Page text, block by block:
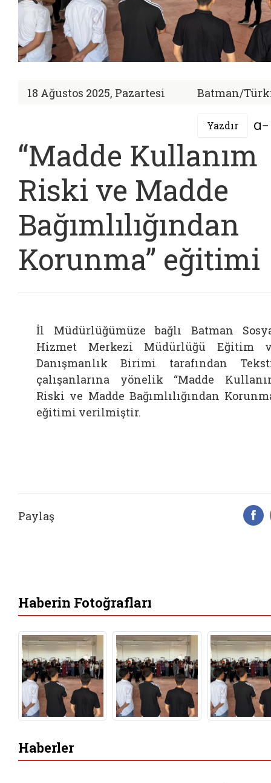
18 Ağustos 2025, Pazartesi Batman/
Yazdır
“Madde Kullanım
Riski ve Madde
Bağımlılığından
Korunma” eğitimi
İl Müdürlüğümüze bağlı Batman
Hizmet Merkezi Müdürlüğü Eğitim
Danışmanlık Birimi tarafından
çalışanlarına yönelik “Madde
Riski ve Madde Bağımlılığından
eğitimi verilmiştir.
Paylaş
Haberin Fotoğrafları
Haberler